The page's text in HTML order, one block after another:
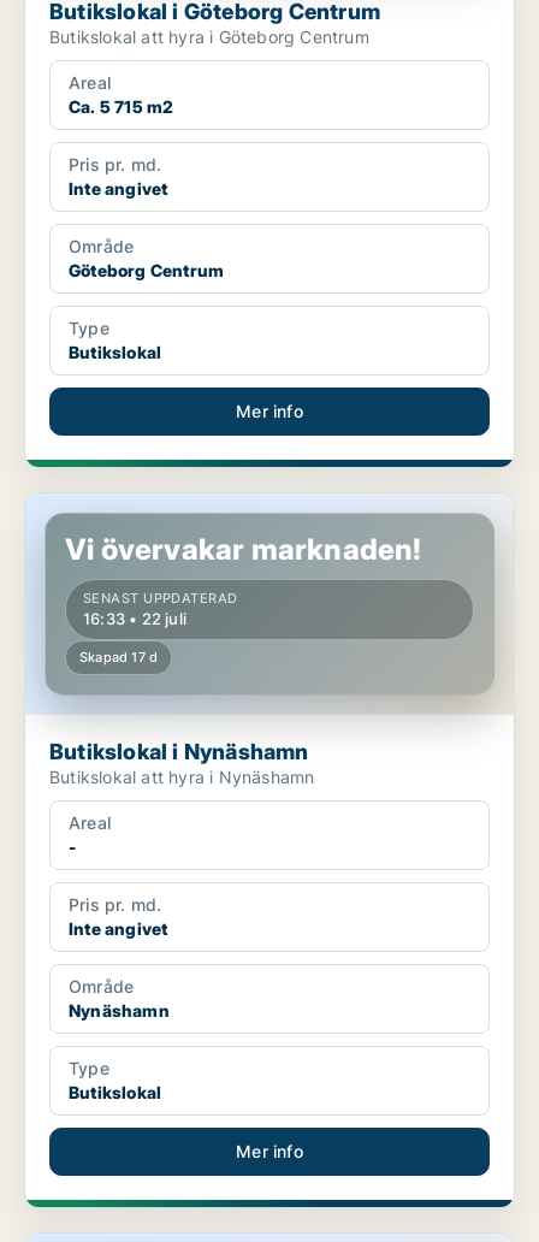
Butikslokal i Göteborg Centrum
Butikslokal att hyra i Göteborg Centrum
Areal
Ca. 5 715 m2
Pris pr. md.
Inte angivet
Område
Göteborg Centrum
Type
Butikslokal
Mer info
Butikslokal i Nynäshamn
Vi övervakar marknaden!
SENAST UPPDATERAD
16:33 • 22 juli
Skapad 17 d
Butikslokal i Nynäshamn
Butikslokal att hyra i Nynäshamn
Areal
-
Pris pr. md.
Inte angivet
Område
Nynäshamn
Type
Butikslokal
Mer info